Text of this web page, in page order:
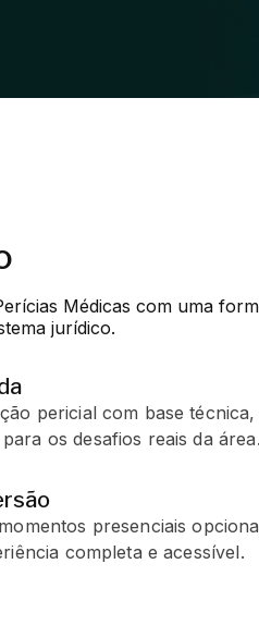
Médicas com uma
jurídico.
pericial com base técnica,
os desafios reais da área.
presenciais
completa e acessível.